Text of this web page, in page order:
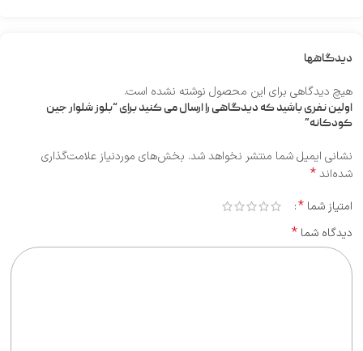
دیدگاهها
هیچ دیدگاهی برای این محصول نوشته نشده است.
اولین نفری باشید که دیدگاهی را ارسال می کنید برای “بلوز شلوار جین
کودکانه”
نشانی ایمیل شما منتشر نخواهد شد. بخش‌های موردنیاز علامت‌گذاری
شده‌اند*
امتیاز شما *
دیدگاه شما *